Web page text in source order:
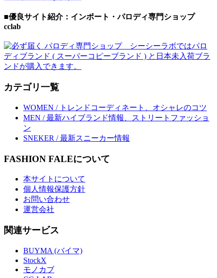
■優良サイト紹介：インポート・パロディ専門ショップ
cclab
カテゴリ一覧
WOMEN / トレンドコーディネート、オシャレのコツ
MEN / 最新ハイブランド情報、ストリートファッショ
ン
SNEKER / 最新スニーカー情報
FASHION FALEについて
本サイトについて
個人情報保護方針
お問い合わせ
運営会社
関連サービス
BUYMA (バイマ)
StockX
モノカブ